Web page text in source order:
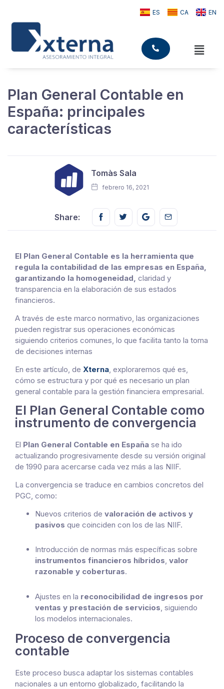
ES CA EN
Plan General Contable en
España: principales
características
Tomàs Sala
febrero 16, 2021
Share: Share this on FaceBook
Share this on Twitter
Share this on GMail
Share this on
El Plan General Contable es la herramienta que
regula la contabilidad de las empresas en España,
garantizando la homogeneidad, claridad y
transparencia en la elaboración de sus estados
financieros.
A través de este marco normativo, las organizaciones
pueden registrar sus operaciones económicas
siguiendo criterios comunes, lo que facilita tanto la toma
de decisiones internas
En este artículo, de Xterna, exploraremos qué es,
cómo se estructura y por qué es necesario un plan
general contable para la gestión financiera empresarial.
El Plan General Contable como
instrumento de convergencia
El Plan General Contable en España se ha ido
actualizando progresivamente desde su versión original
de 1990 para acercarse cada vez más a las NIIF.
La convergencia se traduce en cambios concretos del
PGC, como:
Nuevos criterios de valoración de activos y
pasivos que coinciden con los de las NIIF.
Introducción de normas más específicas sobre
instrumentos financieros híbridos, valor
razonable y coberturas.
Ajustes en la reconocibilidad de ingresos por
ventas y prestación de servicios , siguiendo
los modelos internacionales.
Proceso de convergencia
contable
Este proceso busca adaptar los sistemas contables
nacionales a un entorno globalizado, facilitando la